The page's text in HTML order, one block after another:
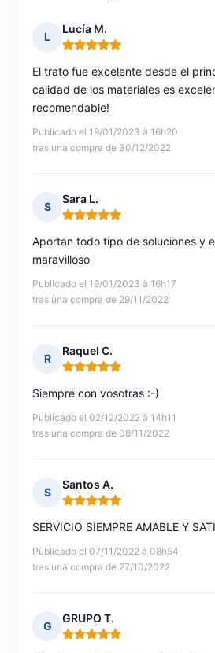
L
Lucía M.
Nota: 5 de 5
Publicado el 19/01/2023 à 16h20
tras una compra de 30/12/2022
El trato fue excelente desde el
calidad de los materiales es
recomendable!
S
Sara L.
Nota: 5 de 5
Publicado el 19/01/2023 à 16h17
tras una compra de 29/11/2022
Aportan todo tipo de soluciones y
maravilloso
R
Raquel C.
Nota: 5 de 5
Publicado el 02/12/2022 à 14h11
tras una compra de 08/11/2022
Siempre con vosotras :-)
S
Santos A.
Nota: 5 de 5
Publicado el 07/11/2022 à 08h54
tras una compra de 27/10/2022
SERVICIO SIEMPRE AMABLE Y
G
GRUPO T.
Nota: 5 de 5